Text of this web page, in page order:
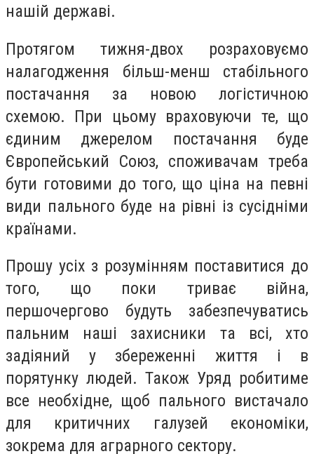
нашій державі.
Протягом тижня-двох розраховуємо
налагодження більш-менш стабільного
постачання за новою логістичною
схемою. При цьому враховуючи те, що
єдиним джерелом постачання буде
Європейський Союз, споживачам треба
бути готовими до того, що ціна на певні
види пального буде на рівні із сусідніми
країнами.
Прошу усіх з розумінням поставитися до
того, що поки триває війна,
першочергово будуть забезпечуватись
пальним наші захисники та всі, хто
задіяний у збереженні життя і в
порятунку людей. Також Уряд робитиме
все необхідне, щоб пального вистачало
для критичних галузей економіки,
зокрема для аграрного сектору.